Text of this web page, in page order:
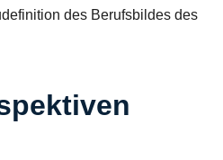
des Berufsbildes des